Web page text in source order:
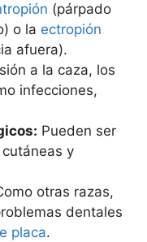
(párpado
o la ectropión
afuera).
a la caza, los
infecciones,
Pueden ser
y
otras razas,
dentales
placa.